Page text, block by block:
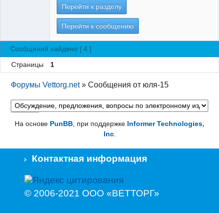
Перейти к разделу
Перейти к сообщению
Сообщений найдено [ 4 ]
Страницы 1
Форумы Vettorg.net »Сообщения от юля-15
На основе PunBB , при поддержке Informer Technologies,
Inc.
Контактная информация
© 2006-2021 ООО «ВЕТТОРГ»